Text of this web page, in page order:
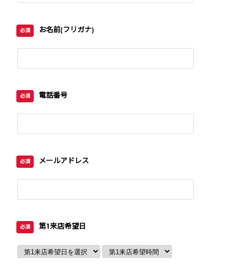
必須 お名前(フリガナ)
必須 電話番号
必須 メールアドレス
必須 第1来店希望日